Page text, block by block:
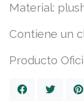
Material:
Contiene un
Producto